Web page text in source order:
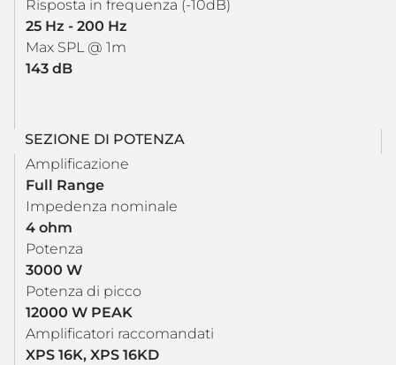
Risposta in frequenza (-10dB)
25 Hz - 200 Hz
Max SPL @ 1m
143 dB
SEZIONE DI POTENZA
Amplificazione
Full Range
Impedenza nominale
4 ohm
Potenza
3000 W
Potenza di picco
12000 W PEAK
Amplificatori raccomandati
XPS 16K, XPS 16KD